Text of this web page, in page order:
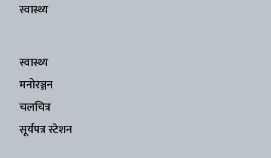
स्वास्थ्य
स्वास्थ्य
मनोरञ्जन
चलचित्र
सूर्यपत्र स्टेशन